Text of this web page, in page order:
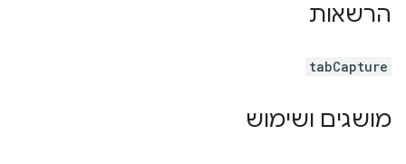
הרשאות
tabCapture
מושגים ושימוש